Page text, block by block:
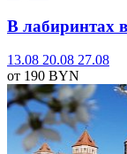
В лабиринтах
13.08 20.08 27.08
от 190 BYN